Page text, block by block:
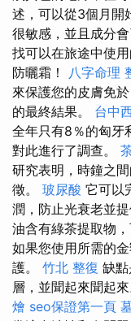
述，可以從3個月開
很敏感，並且成分
找可以在旅途中使
防曬霜！ 八字命理
來保護您的皮膚免
的最終結果。 台中
全年只有8％的匈牙
對此進行了調查。
研究表明，時鐘之
徵。 玻尿酸 它可以
潤，防止光衰老並
油含有綠茶提取物
如果您使用所需的
護。 竹北 整復 缺
層，並聞起來聞起來
燴 seo保證第一頁